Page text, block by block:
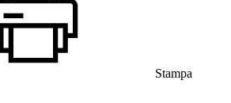
Stampa